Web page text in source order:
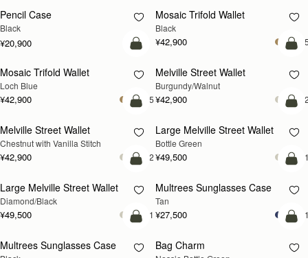
Pencil Case
Black
¥20,900
Mosaic Trifold Wallet
Black
¥42,900
新登場
カートに追加
Mosaic Trifold Wallet
Loch Blue
¥42,900 +5
新登場
カ
Melville Street Wallet
Burgundy/Walnut
¥42,900
カートに追加
Melville Street Wallet
Chestnut with Vanilla Stitch
¥42,900 +2
カ
Large Melville Street Wallet
Bottle Green
¥49,500
カートに追加
Large Melville Street Wallet
Diamond/Black
¥49,500 +1
カ
Multrees Sunglasses Case
Tan
¥27,500
カートに追加
Multrees Sunglasses Case
カ
Bag Charm